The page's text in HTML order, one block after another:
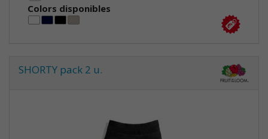
Colors disponibles
SHORTY pack 2 u.